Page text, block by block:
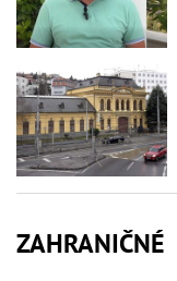
ZAHRANIČNÉ